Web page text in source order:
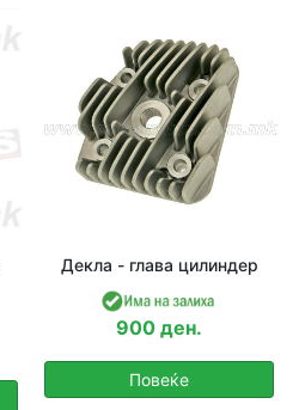
Декла - глава цилиндер
900 ден.
Повеќе